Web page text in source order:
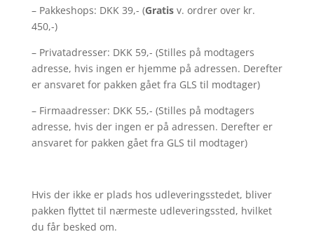
– Pakkeshops: DKK 39,- (Gratisv. ordrer over kr.
450,-)
– Privatadresser: DKK 59,- (Stilles på modtagers
adresse, hvis ingen er hjemme på adressen. Derefter
er ansvaret for pakken gået fra GLS til modtager)
– Firmaadresser: DKK 55,- (Stilles på modtagers
adresse, hvis der ingen er på adressen. Derefter er
ansvaret for pakken gået fra GLS til modtager)
Hvis der ikke er plads hos udleveringsstedet, bliver
pakken flyttet til nærmeste udleveringssted, hvilket
du får besked om.